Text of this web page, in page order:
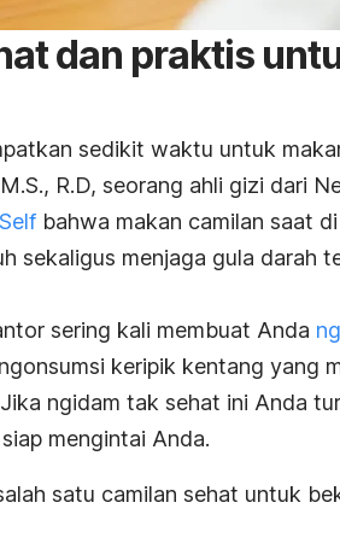
dan praktis
sedikit waktu untuk
R.D, seorang ahli gizi dari
Self bahwa makan camilan saat
sekaligus menjaga gula darah
sering kali membuat Anda
keripik kentang yang
ngidam tak sehat ini Anda
mengintai Anda.
satu camilan sehat untuk